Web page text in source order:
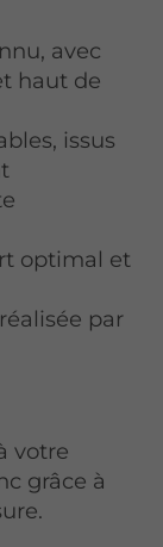
avec
haut de
issus
optimal et
par
votre
grâce à